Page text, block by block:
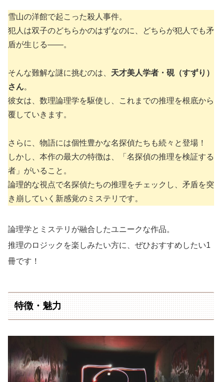
雪山の洋館で起こった殺人事件。
犯人は双子のどちらかのはずなのに、どちらが犯人でも矛
盾が生じる――。
そんな難解な謎に挑むのは、 天才美人学者・硯（すずり）
さん。
彼女は、数理論理学を駆使し、これまでの推理を根底から
覆していきます。
さらに、物語には個性豊かな名探偵たちも続々と登場！
しかし、本作の最大の特徴は、「名探偵の推理を検証する
者」がいること。
論理的な視点で名探偵たちの推理をチェックし、矛盾を突
き崩していく新感覚のミステリです。
論理学とミステリが融合したユニークな作品。
推理のロジックを楽しみたい方に、ぜひおすすめしたい1
冊です！
特徴・魅力